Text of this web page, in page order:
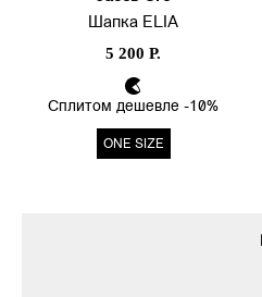
Шапка ELIA
5 200 Р.
Сплитом дешевле -10%
ONE SIZE